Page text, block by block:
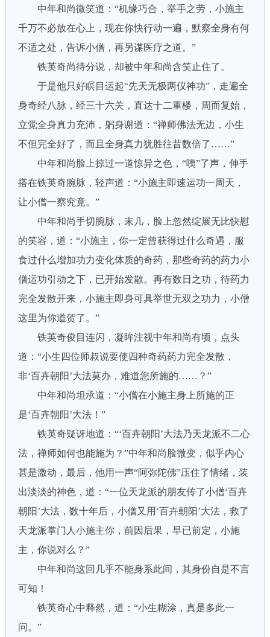
中年和尚微笑道：“机缘巧合，举手之劳，小施主
千万不必放在心上，现在你快行动一遍，默察全身有何
不适之处，告诉小僧，再另谋医疗之道。”
铁英奇尚待分说，却被中年和尚含笑止住了。
于是他只好瞑目运起“先天无极两仪神功”，走遍全
身奇经八脉，经三十六关，直达十二重楼，周而复始，
立觉全身真力充沛，躬身谢道：“禅师佛法无边，小生
不但完全好了，而且全身真力犹胜往昔数倍了……”
中年和尚脸上掠过一道惊异之色，“咦”了声，伸手
搭在铁英奇腕脉，轻声道：“小施主即速运功一周天，
让小僧一察究竟。”
中年和尚手切腕脉，末几，脸上忽然绽展无比快慰
的笑容，道：“小施主，你一定曾获得过什么奇遇，服
食过什么增加功力变化体质的奇药，那些奇药的药力小
僧运功引动之下，已开始发散。再有数日之功，待药力
完全发散开来，小施主即身可具举世无双之功力，小僧
这里为你道贺了。”
铁英奇俊目连闪，凝眸注视中年和尚有顷，点头
道：“小生四位师叔说要使四种奇药药力完全发散，
非‘百卉朝阳’大法莫办，难道您所施的……？”
中年和尚坦承道：“小僧在小施主身上所施的正
是‘百卉朝阳’大法！”
铁英奇疑讶地道：“‘百卉朝阳’大法乃天龙派不二心
法，禅师如何也能施为？”中年和尚脸微变，似乎内心
甚是激动，最后，他用一声“阿弥陀佛”压住了情绪，装
出淡淡的神色，道：“一位天龙派的朋友传了小僧‘百卉
朝阳’大法，数十年后，小僧又用‘百卉朝阳’大法，救了
天龙派掌门人小施主你，前因后果，早已前定，小施
主，你说对么？”
中年和尚这回几乎不能身系此间，其身份自是不言
可知！
铁英奇心中释然，道：“小生糊涂，真是多此一
问。”